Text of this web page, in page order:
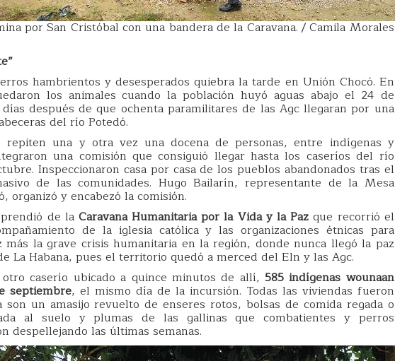
por San Cristóbal con una bandera de la Caravana. / Camila Morales
hambrientos y desesperados quiebra la tarde en Unión Chocó. En
los animales cuando la población huyó aguas abajo el 24 de
después de que ochenta paramilitares de las Agc llegaran por una
del río Potedó.
repiten una y otra vez una docena de personas, entre indígenas y
una comisión que consiguió llegar hasta los caseríos del río
Inspeccionaron casa por casa de los pueblos abandonados tras el
de las comunidades. Hugo Bailarín, representante de la Mesa
organizó y encabezó la comisión.
de la Caravana Humanitaria por la Vida y la Paz que recorrió el
de la iglesia católica y las organizaciones étnicas para
más la grave crisis humanitaria en la región, donde nunca llegó la paz
La Habana, pues el territorio quedó a merced del Eln y las Agc.
caserío ubicado a quince minutos de allí, 585 indígenas wounaan
septiembre, el mismo día de la incursión. Todas las viviendas fueron
son un amasijo revuelto de enseres rotos, bolsas de comida regada o
al suelo y plumas de las gallinas que combatientes y perros
despellejando las últimas semanas.